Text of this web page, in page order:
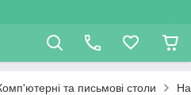
та письмові столи